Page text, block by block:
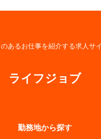
あるお仕事を紹介する求人サ
ライフジョブ
勤務地から探す